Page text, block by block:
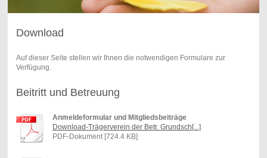
Download
Auf dieser Seite stellen wir Ihnen die notwendigen Formulare zur
Verfügung.
Beitritt und Betreuung
Anmeldeformular und Mitgliedsbeiträge
Download-Trägerverein der Betr. Grundsch[...]
PDF-Dokument [724.4 KB]